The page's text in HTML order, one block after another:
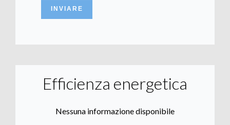
INVIARE
Efficienza energetica
Nessuna informazione disponibile